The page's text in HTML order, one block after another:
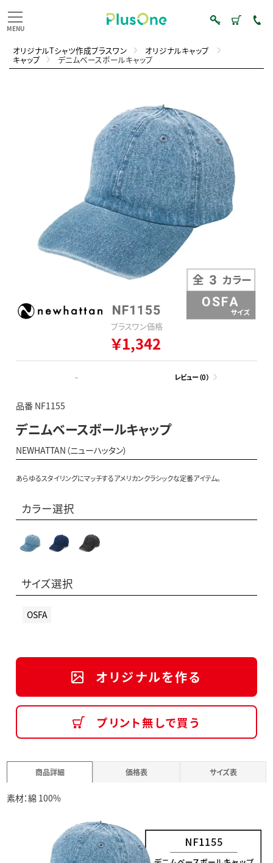
オリジナルTシャツ作成プラスワン オリジナルキャップ
キャップ デニムベースボールキャップ
プラスワン価格
￥1,342
- レビュー（0）
品番 NF1155
デニムベースボールキャップ
NEWHATTAN（ニューハッタン）
あらゆるスタイリングにマッチするアメリカンクラシックな定番アイテム。
カラー選択
サイズ選択
OSFA
オリジナルを作る
プリント無しで買う
商品詳細 価格表 サイズ表
素材：綿 100%